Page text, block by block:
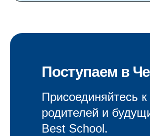
Поступаем в
Присоединяйтесь к
родителей и
Best School.